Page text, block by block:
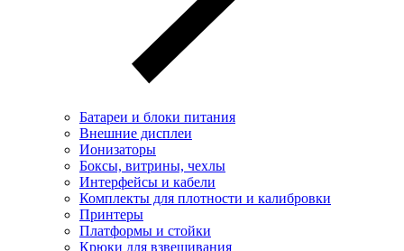
Батареи и блоки питания
Внешние дисплеи
Ионизаторы
Боксы, витрины, чехлы
Интерфейсы и кабели
Комплекты для плотности и калибровки
Принтеры
Платформы и стойки
Крюки для взвешивания